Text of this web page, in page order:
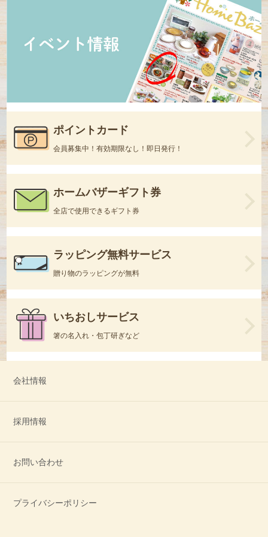
ポイントカード
会員募集中！有効期限なし！即日発行！
ホームバザーギフト券
全店で使用できるギフト券
ラッピング無料サービス
贈り物のラッピングが無料
いちおしサービス
箸の名入れ・包丁研ぎなど
会社情報
採用情報
お問い合わせ
プライバシーポリシー